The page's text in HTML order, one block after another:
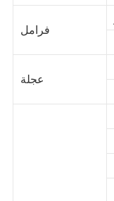
فرامل
عجلة